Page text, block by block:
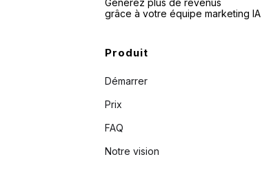
Générez plus de revenus
grâce à votre équipe marketing IA
Produit
Démarrer
Prix
FAQ
Notre vision